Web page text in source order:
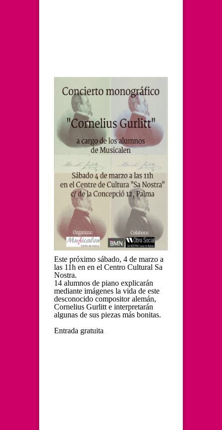
Este próximo sábado, 4 de marzo a
las 11h en en el Centro Cultural Sa
Nostra.
14 alumnos de piano explicarán
mediante imágenes la vida de este
desconocido compositor alemán,
Cornelius Gurlitt e interpretarán
algunas de sus piezas más bonitas.
Entrada gratuita